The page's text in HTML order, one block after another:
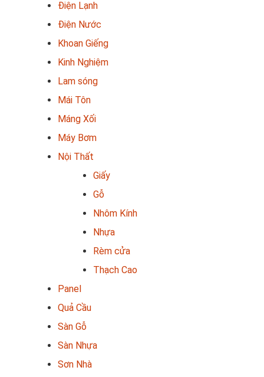
Điện Lạnh
Điện Nước
Khoan Giếng
Kinh Nghiệm
Lam sóng
Mái Tôn
Máng Xối
Máy Bơm
Nội Thất
Giấy
Gỗ
Nhôm Kính
Nhựa
Rèm cửa
Thạch Cao
Panel
Quả Cầu
Sàn Gỗ
Sàn Nhựa
Sơn Nhà